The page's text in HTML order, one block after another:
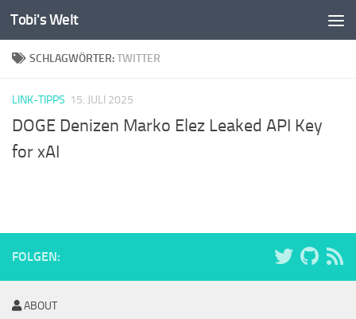
Zum Inhalt springen
Tobi's Welt
SCHLAGWÖRTER:TWITTER
LINK-TIPPS 15. JULI 2025
DOGE Denizen Marko Elez Leaked API Key
for xAI
FOLGEN:
ABOUT